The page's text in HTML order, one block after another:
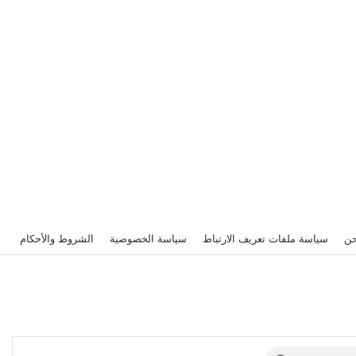
سياسة ملفات تعريف الارتباط سياسة الخصوصية الشروط والأحكام